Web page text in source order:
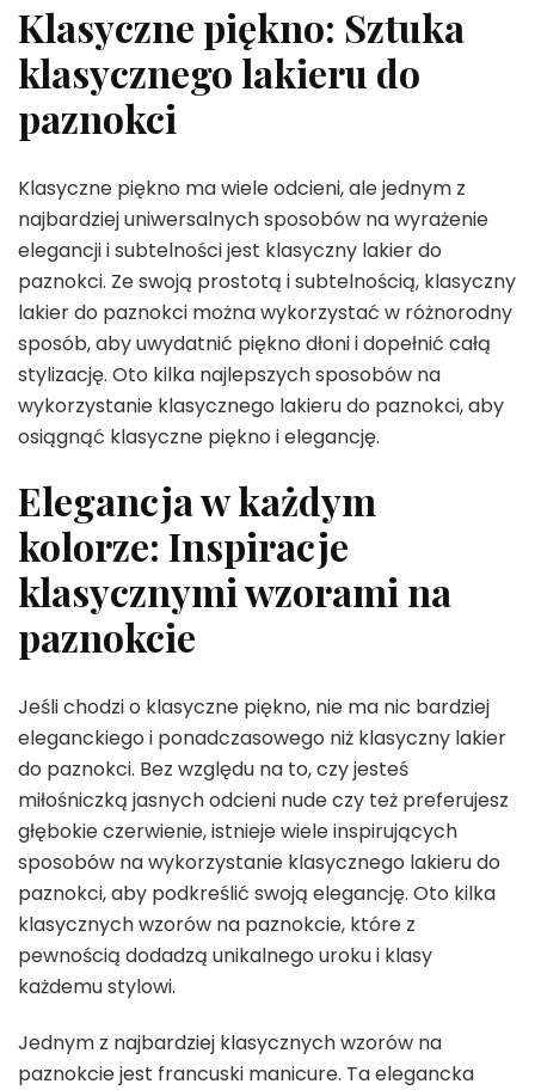
Klasyczne piękno: Sztuka
klasycznego lakieru do
paznokci
Klasyczne piękno ma wiele odcieni, ale jednym z
najbardziej uniwersalnych sposobów na wyrażenie
elegancji i subtelności jest klasyczny lakier do
paznokci. Ze swoją prostotą i subtelnością, klasyczny
lakier do paznokci można wykorzystać w różnorodny
sposób, aby uwydatnić piękno dłoni i dopełnić całą
stylizację. Oto kilka najlepszych sposobów na
wykorzystanie klasycznego lakieru do paznokci, aby
osiągnąć klasyczne piękno i elegancję.
Elegancja w każdym
kolorze: Inspiracje
klasycznymi wzorami na
paznokcie
Jeśli chodzi o klasyczne piękno, nie ma nic bardziej
eleganckiego i ponadczasowego niż klasyczny lakier
do paznokci. Bez względu na to, czy jesteś
miłośniczką jasnych odcieni nude czy też preferujesz
głębokie czerwienie, istnieje wiele inspirujących
sposobów na wykorzystanie klasycznego lakieru do
paznokci, aby podkreślić swoją elegancję. Oto kilka
klasycznych wzorów na paznokcie, które z
pewnością dodadzą unikalnego uroku i klasy
każdemu stylowi.
Jednym z najbardziej klasycznych wzorów na
paznokcie jest francuski manicure. Ta elegancka